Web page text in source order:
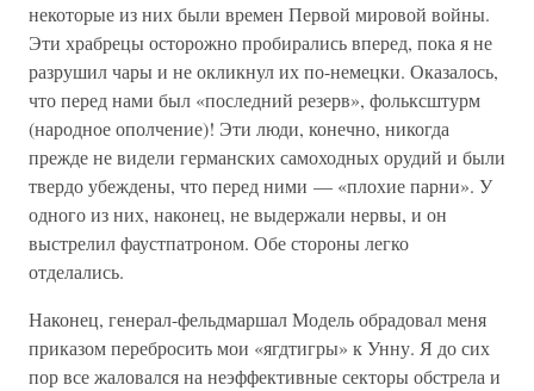
некоторые из них были времен Первой мировой войны.
Эти храбрецы осторожно пробирались вперед, пока я не
разрушил чары и не окликнул их по-немецки. Оказалось,
что перед нами был «последний резерв», фольксштурм
(народное ополчение)! Эти люди, конечно, никогда
прежде не видели германских самоходных орудий и были
твердо убеждены, что перед ними — «плохие парни». У
одного из них, наконец, не выдержали нервы, и он
выстрелил фаустпатроном. Обе стороны легко
отделались.
Наконец, генерал-фельдмаршал Модель обрадовал меня
приказом перебросить мои «ягдтигры» к Унну. Я до сих
пор все жаловался на неэффективные секторы обстрела и